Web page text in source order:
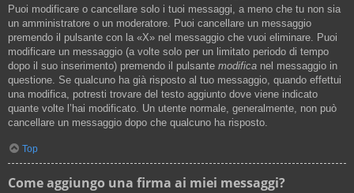
Puoi modificare o cancellare solo i tuoi messaggi, a meno che tu non sia
un amministratore o un moderatore. Puoi cancellare un messaggio
premendo il pulsante con la «X» nel messaggio che vuoi eliminare. Puoi
modificare un messaggio (a volte solo per un limitato periodo di tempo
dopo il suo inserimento) premendo il pulsante modifica nel messaggio in
questione. Se qualcuno ha già risposto al tuo messaggio, quando effettui
una modifica, potresti trovare del testo aggiunto dove viene indicato
quante volte l’hai modificato. Un utente normale, generalmente, non può
cancellare un messaggio dopo che qualcuno ha risposto.
Top
Come aggiungo una firma ai miei messaggi?